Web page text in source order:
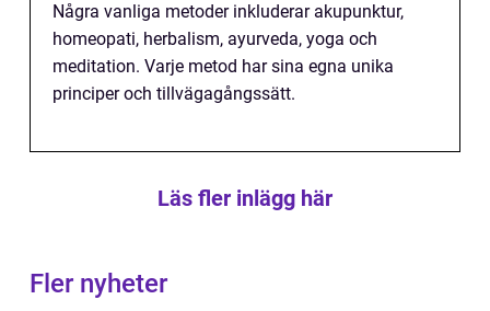
Några vanliga metoder inkluderar akupunktur,
homeopati, herbalism, ayurveda, yoga och
meditation. Varje metod har sina egna unika
principer och tillvägagångssätt.
Läs fler inlägg här
Fler nyheter